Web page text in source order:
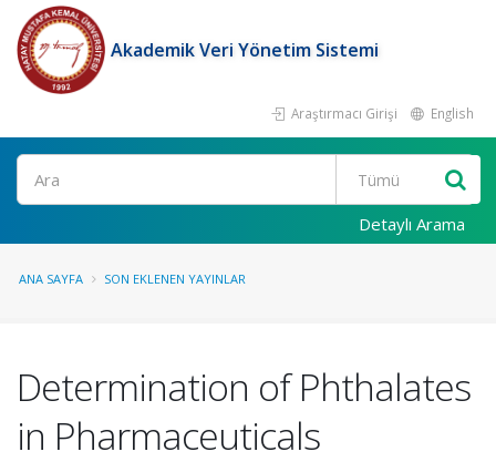
Akademik Veri Yönetim Sistemi
Araştırmacı Girişi English
Ara
Detaylı Arama
ANA SAYFA SON EKLENEN YAYINLAR
Determination of Phthalates
in Pharmaceuticals